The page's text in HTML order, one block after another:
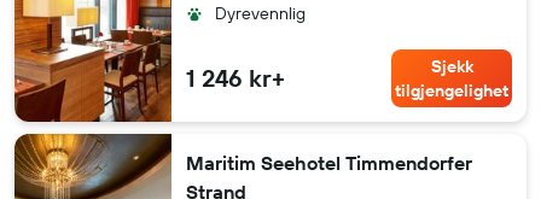
Dyrevennlig
1 246 kr+
Sjekk
tilgjengelighet
Maritim Seehotel Timmendorfer
Strand